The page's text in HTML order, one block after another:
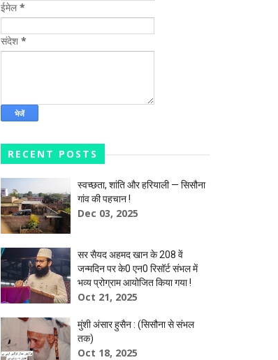
ईमेल*
संदेश *
RECENT POSTS
स्वच्छता, शांति और हरियाली — सिसौना
गांव की पहचान !
Dec 03, 2025
सर सैयद अहमद खान के 208 वें
जन्मदिन पर के0 एन0 रिसॉर्ट संभल में
भव्य प्रोग्राम आयोजित किया गया !
Oct 21, 2025
मुंशी अंसार हुसैन : (सिसौना से संभल
तक)
Oct 18, 2025